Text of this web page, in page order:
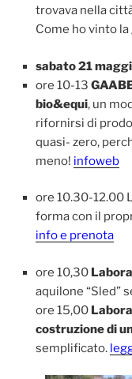
trovava nella
Come ho vinto la
sabato 21
ore 10-13
bio&equi, un
rifornirsi di
quasi- zero,
meno! infoweb
ore 10.30-12.00
forma con il
info e prenota
ore 10,30
aquilone “Sled”
ore 15,00
costruzione di
semplificato.